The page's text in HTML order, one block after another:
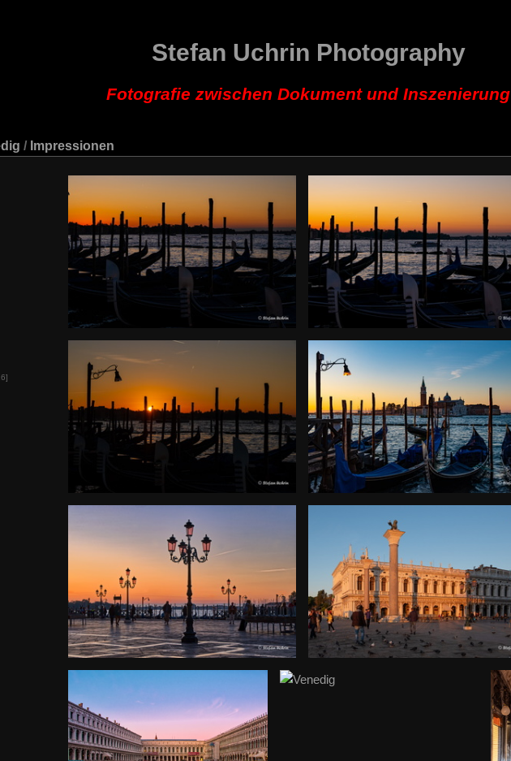
Stefan Uchrin Photography
Fotografie zwischen Dokument und Inszenierung
/ Impressionen